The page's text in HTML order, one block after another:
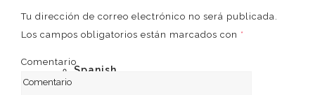
Spanish
Tu dirección de correo electrónico no será publicada.
Los campos obligatorios están marcados con *
Comentario